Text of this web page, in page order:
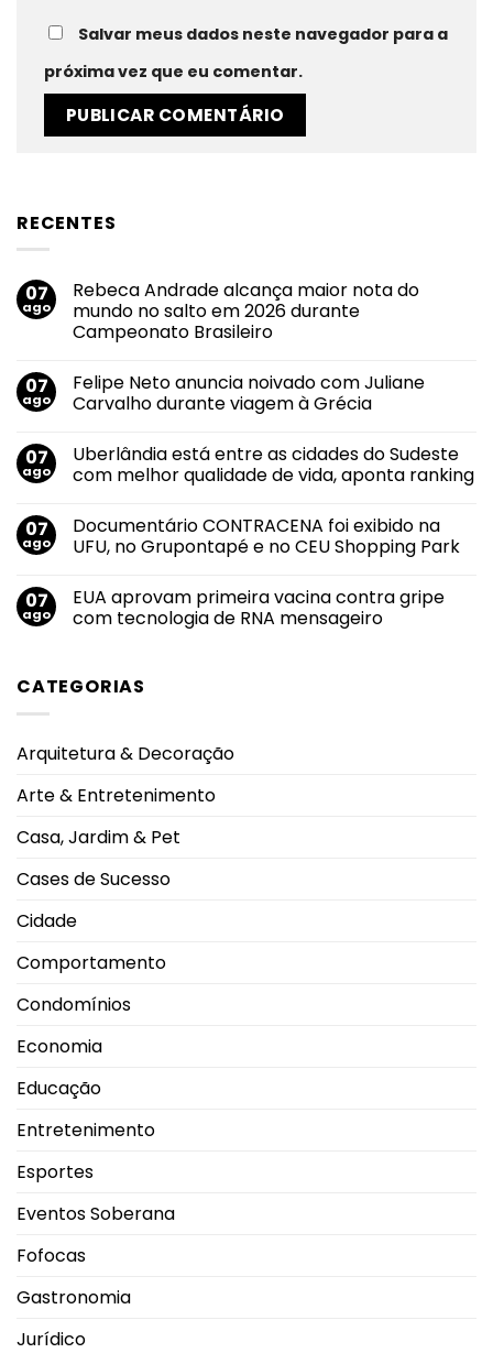
Salvar meus dados neste navegador para a
próxima vez que eu comentar.
RECENTES
07
ago
Rebeca Andrade alcança maior nota do
mundo no salto em 2026 durante
Campeonato Brasileiro
em
Rebeca
Andrade
nota
do
mundo
em
2026
durante
07
ago
Felipe Neto anuncia noivado com Juliane
Carvalho durante viagem à Grécia
em
Felipe
Neto
com
Juliane
Carvalho
à
Grécia
07
ago
Uberlândia está entre as cidades do Sudeste
com melhor qualidade de vida, aponta ranking
em
Uberlândia
está
cidades
do
Sudeste
de
vida,
07
ago
Documentário CONTRACENA foi exibido na
UFU, no Grupontapé e no CEU Shopping Park
em
Documentário
CONTRACENA
UFU,
no
CEU
07
ago
EUA aprovam primeira vacina contra gripe
com tecnologia de RNA mensageiro
EUA
aprovam
gripe
de
mensageiro
CATEGORIAS
Arquitetura & Decoração
Arte & Entretenimento
Casa, Jardim & Pet
Cases de Sucesso
Cidade
Comportamento
Condomínios
Economia
Educação
Entretenimento
Esportes
Eventos Soberana
Fofocas
Gastronomia
Jurídico